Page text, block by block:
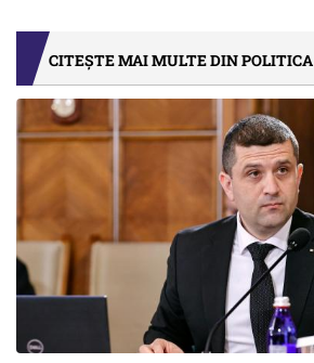
CITEȘTE MAI MULTE DIN POLITICA